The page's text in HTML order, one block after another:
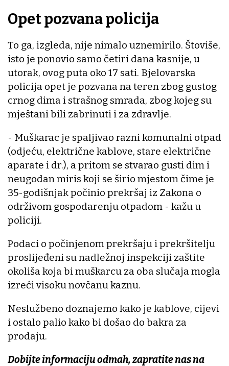
Opet pozvana policija
To ga, izgleda, nije nimalo uznemirilo. Štoviše,
isto je ponovio samo četiri dana kasnije, u
utorak, ovog puta oko 17 sati. Bjelovarska
policija opet je pozvana na teren zbog gustog
crnog dima i strašnog smrada, zbog kojeg su
mještani bili zabrinuti i za zdravlje.
- Muškarac je spaljivao razni komunalni otpad
(odjeću, električne kablove, stare električne
aparate i dr.), a pritom se stvarao gusti dim i
neugodan miris koji se širio mjestom čime je
35-godišnjak počinio prekršaj iz Zakona o
održivom gospodarenju otpadom - kažu u
policiji.
Podaci o počinjenom prekršaju i prekršitelju
proslijeđeni su nadležnoj inspekciji zaštite
okoliša koja bi muškarcu za oba slučaja mogla
izreći visoku novčanu kaznu.
Neslužbeno doznajemo kako je kablove, cijevi
i ostalo palio kako bi došao do bakra za
prodaju.
Dobijte informaciju odmah, zapratite nas na